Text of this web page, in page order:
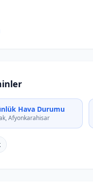
Hava Durumu
Afyonkarahisar